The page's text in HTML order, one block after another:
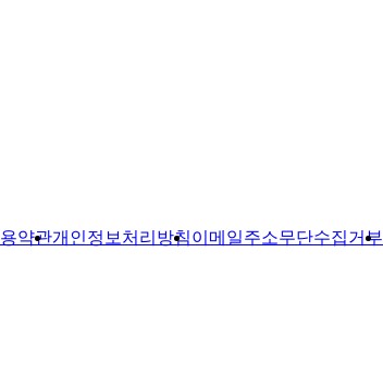
약관개인정보처리방침이메일주소무단수집거부